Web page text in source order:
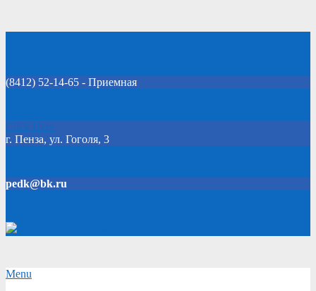
(8412) 52-14-65 - Приемная
Click Here
г. Пенза, ул. Гоголя, 3
pedk@bk.ru
Secondary
Menu